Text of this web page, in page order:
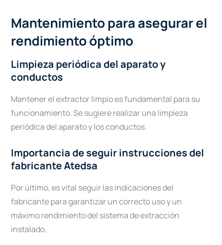
Mantenimiento para asegurar el
rendimiento óptimo
Limpieza periódica del aparato y
conductos
Mantener el extractor limpio es fundamental para su
funcionamiento. Se sugiere realizar una limpieza
periódica del aparato y los conductos.
Importancia de seguir instrucciones del
fabricante Atedsa
Por último, es vital seguir las indicaciones del
fabricante para garantizar un correcto uso y un
máximo rendimiento del sistema de extracción
instalado.